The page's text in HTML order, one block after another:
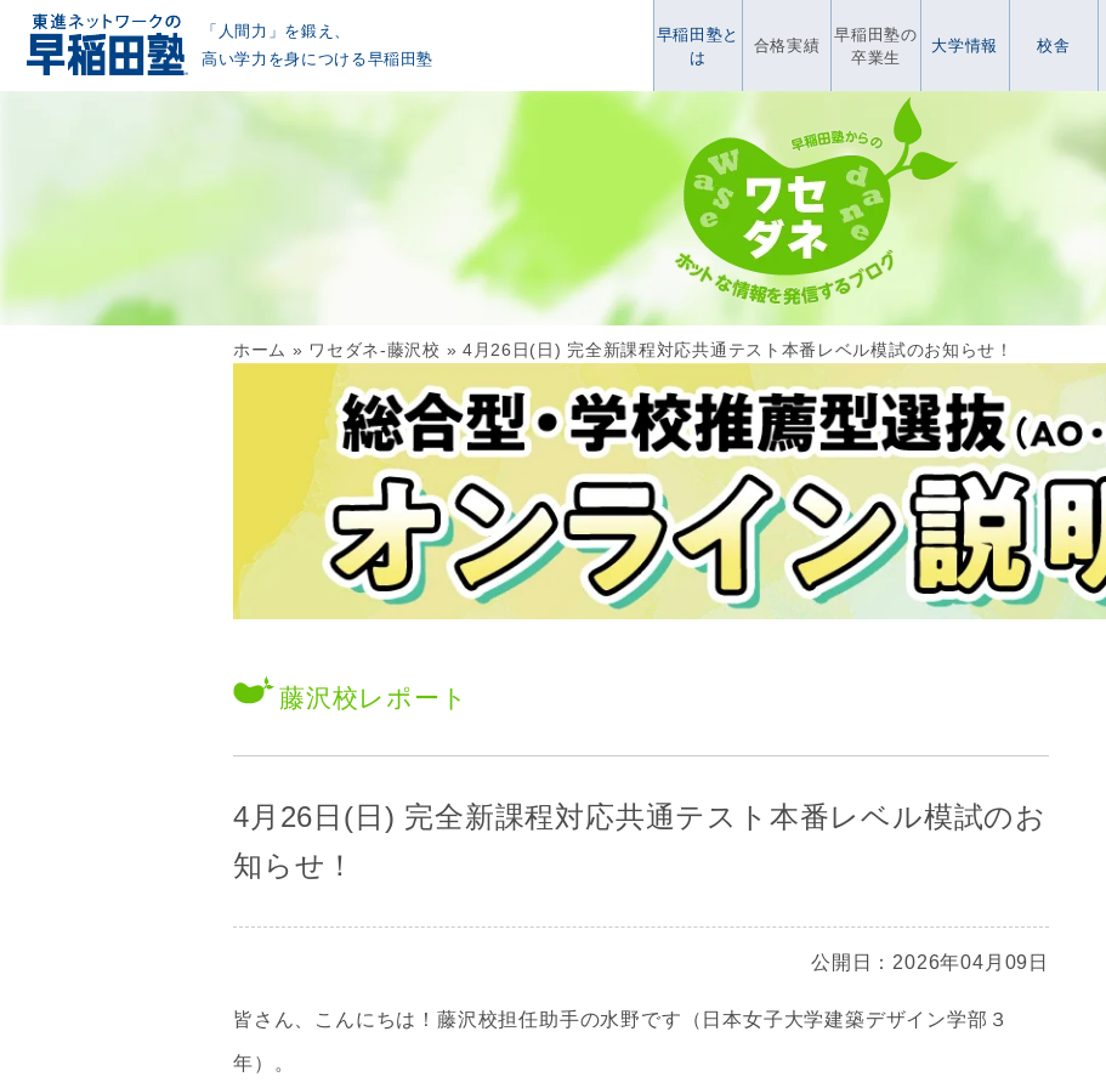
「人間力」を鍛え、
高い学力を身につける早稲田塾
早稲田塾と
は
合格実績
早稲田塾の
卒業生
大学情報 校舎
ホーム » ワセダネ-藤沢校 » 4月26日(日) 完全新課程対応共通テスト本番レベル模試のお知らせ！
藤沢校レポート
4月26日(日) 完全新課程対応共通テスト本番レベル模試のお
知らせ！
公開日：2026年04月09日
皆さん、こんにちは！藤沢校担任助手の水野です（日本女子大学建築デザイン学部３
年）。